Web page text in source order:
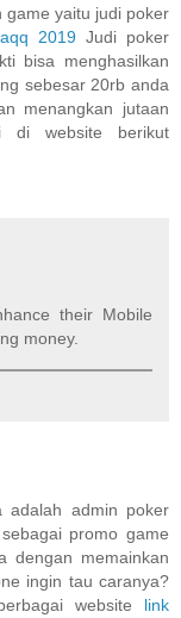
yaitu judi poker
2019Judi poker
bisa menghasilkan
sebesar 20rb anda
menangkan jutaan
di website berikut
their Mobile
money.
adalah admin poker
promo game
dengan memainkan
ingin tau caranya?
website link